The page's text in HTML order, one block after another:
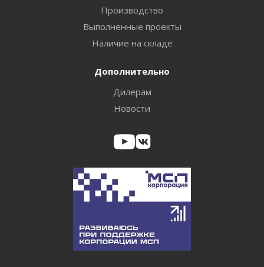
Производство
Выполненные проекты
Наличие на складе
Дополнительно
Дилерам
Новости